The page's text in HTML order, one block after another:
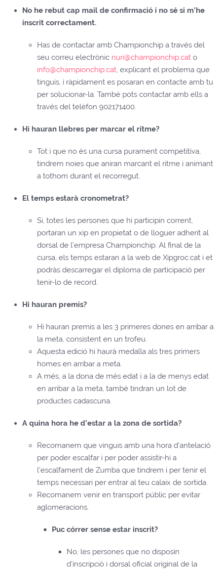
No he rebut cap mail de confirmació i no sé si m’he
inscrit correctament.
Has de contactar amb Championchip a través del
seu correu electrònic nuri@championchip.cat o
info@championchip.cat, explicant el problema que
tinguis, i ràpidament es posaran en contacte amb tu
per solucionar-la. També pots contactar amb ells a
través del telèfon 902171400.
Hi hauran llebres per marcar el ritme?
Tot i que no és una cursa purament competitiva,
tindrem noies que aniran marcant el ritme i animant
a tothom durant el recorregut.
El temps estarà cronometrat?
Si, totes les persones que hi participin corrent,
portaran un xip en propietat o de lloguer adherit al
dorsal de l’empresa Championchip. Al final de la
cursa, els temps estaran a la web de Xipgroc.cat i et
podràs descarregar el diploma de participació per
tenir-lo de record.
Hi hauran premis?
Hi hauran premis a les 3 primeres dones en arribar a
la meta, consistent en un trofeu.
Aquesta edició hi haurà medalla als tres primers
homes en arribar a meta.
A més, a la dona de més edat i a la de menys edat
en arribar a la meta, també tindran un lot de
productes cadascuna.
A quina hora he d’estar a la zona de sortida?
Recomanem que vinguis amb una hora d’antelació
per poder escalfar i per poder assistir-hi a
l’escalfament de Zumba que tindrem i per tenir el
temps necessari per entrar al teu calaix de sortida.
Recomanem venir en transport públic per evitar
aglomeracions.
Puc córrer sense estar inscrit?
No, les persones que no disposin
d’inscripció i dorsal oficial original de la